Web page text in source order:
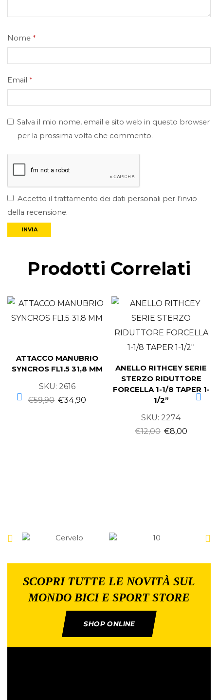
Nome *
Email *
Salva il mio nome, email e sito web in questo browser
per la prossima volta che commento.
Accetto il trattamento dei dati personali per l’invio
della recensione.
Prodotti Correlati
ATTACCO MANUBRIO
SYNCROS FL1.5 31,8 MM
SKU: 2616
€59,90 €34,90
ANELLO RITHCEY SERIE
STERZO RIDUTTORE
FORCELLA 1-1/8 TAPER 1-
1/2”
SKU: 2274
€12,00 €8,00
SCOPRI TUTTE LE NOVITÀ SUL
MONDO BICI E SPORT STORE
SHOP ONLINE